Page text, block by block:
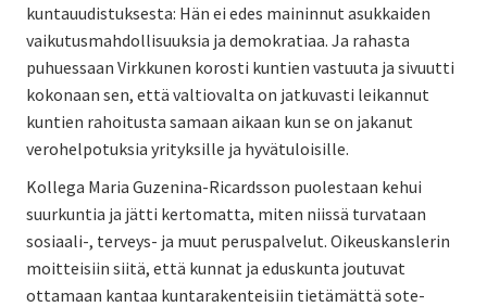
kuntauudistuksesta: Hän ei edes maininnut asukkaiden
vaikutusmahdollisuuksia ja demokratiaa. Ja rahasta
puhuessaan Virkkunen korosti kuntien vastuuta ja sivuutti
kokonaan sen, että valtiovalta on jatkuvasti leikannut
kuntien rahoitusta samaan aikaan kun se on jakanut
verohelpotuksia yrityksille ja hyvätuloisille.
Kollega Maria Guzenina-Ricardsson puolestaan kehui
suurkuntia ja jätti kertomatta, miten niissä turvataan
sosiaali-, terveys- ja muut peruspalvelut. Oikeuskanslerin
moitteisiin siitä, että kunnat ja eduskunta joutuvat
ottamaan kantaa kuntarakenteisiin tietämättä sote-